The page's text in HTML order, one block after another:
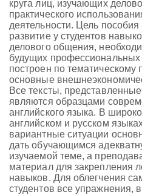
круга лиц, изучающих
практического
деятельности. Цель
развитие у студентов
делового общения,
будущих профессиональных
построен по
основные
Все тексты,
являются образцами
английского языка. В
английском и русском
вариантные ситуации
дать обучающимся
изучаемой теме, а
материал для закрепления
навыков. Для облегчения
студентов все упражнения,